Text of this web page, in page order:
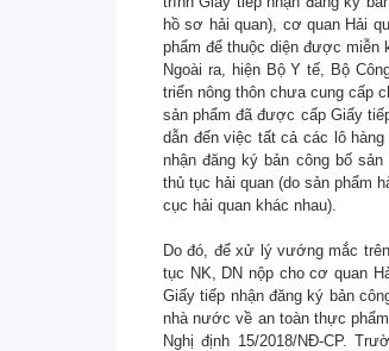
hồ sơ hải quan), cơ quan Hải
phẩm để thuộc diện được miễn
Ngoài ra, hiện Bộ Y tế, Bộ
triển nông thôn chưa cung cấp
sản phẩm đã được cấp Giấy
dẫn đến việc tất cả các lô
nhận đăng ký bản công bố
thủ tục hải quan (do sản phẩm
cục hải quan khác nhau).
Do đó, để xử lý vướng mắc
tục NK, DN nộp cho cơ quan
Giấy tiếp nhận đăng ký bản
nhà nước về an toàn thực
Nghị định 15/2018/NĐ-CP.